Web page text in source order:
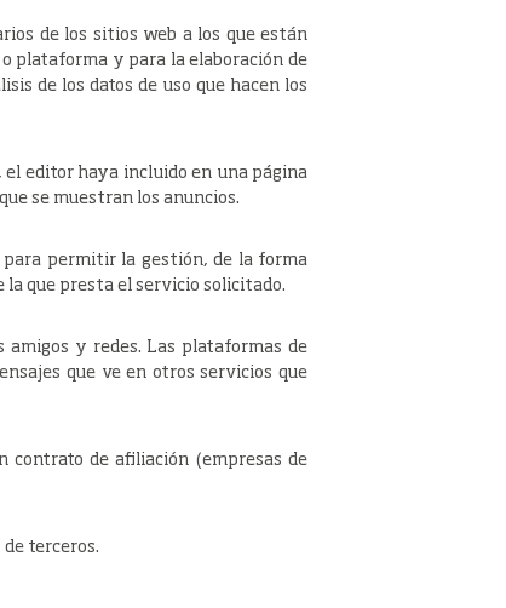
de los sitios web a los que están
plataforma y para la elaboración de
de los datos de uso que hacen los
el editor haya incluido en una página
se muestran los anuncios.
para permitir la gestión, de la forma
la que presta el servicio solicitado.
y redes. Las plataformas de
que ve en otros servicios que
contrato de afiliación (empresas de
terceros.